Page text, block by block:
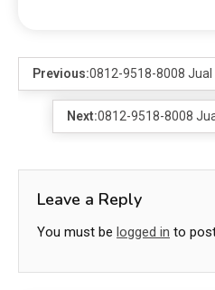
Previous:0812-9518-8008
Next:0812-9518-8008
Leave a Reply
You must be logged in to